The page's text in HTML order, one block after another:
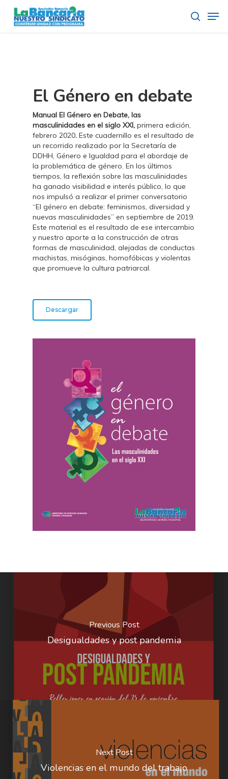
main
search
El Género en debate
Manual El Género en Debate, las
masculinidades en el siglo XXI,primera edición,
febrero 2020.Este cuadernillo es el resultado de
un recorrido realizado por la Secretaría de
DDHH, Género e Igualdad para el abordaje de
la problemática de género. En los últimos
tiempos, la reflexión sobre las masculinidades
ha ganado visibilidad e interés público, lo que
nos impulsó a realizar el primer conversatorio
“El género en debate: feminismos, diversidad y
nuevas masculinidades” en septiembre de 2019.
Este material es el resultado de ese intercambio
y nuestro aporte a la construcción de otras
formas de masculinidad, alejadas de conductas
machistas, misóginas, homofóbicas y violentas
que promueve la cultura patriarcal.
Descargar
Previous Post
Desigualdades y post pandemia
Next Post
Violencias en el mundo del trabajo